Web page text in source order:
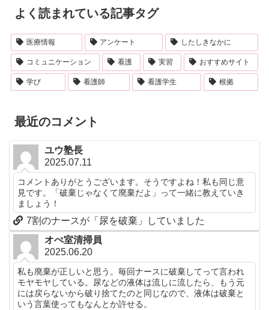
よく読まれている記事タグ
医療情報 アンケート したしきなかに
コミュニケーション 看護 実習 おすすめサイト
学び 看護師 看護学生 根拠
最近のコメント
ユウ塾長
2025.07.11
コメントありがとうございます。そうですよね！私も同じ意
見です。「破棄じゃなくて廃棄だよ」って一緒に教えていき
ましょう！
7割のナースが「尿を破棄」していました
オぺ室清掃員
2025.06.20
私も廃棄が正しいと思う。毎回ナースに破棄してって言われ
モヤモヤしている。尿などの液体は流しに流したら、もう元
には戻らないから破り捨てたのと同じなので、液体は破棄と
いう言葉使ってもなんとか許せる。